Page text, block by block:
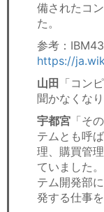
備されたコ
た。
参考：
https://
山田 「コン
聞かなくな
宇都宮 「そ
テムとも呼
理、購買管
ていました
テム開発部
発する仕事